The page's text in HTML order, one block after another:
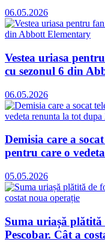
06.05.2026
Vestea uriasa
cu sezonul 6 din
06.05.2026
Demisia care a
pentru care o
05.05.2026
Suma uriașă
Pescobar. Cât a